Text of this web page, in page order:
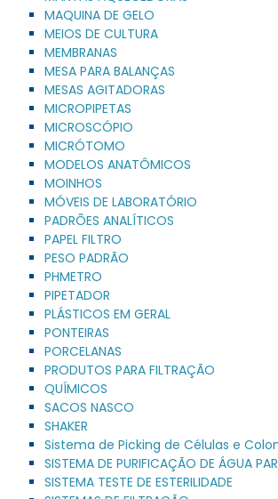
MAQUINA DE GELO
MEIOS DE CULTURA
MEMBRANAS
MESA PARA BALANÇAS
MESAS AGITADORAS
MICROPIPETAS
MICROSCÓPIO
MICRÓTOMO
MODELOS ANATÔMICOS
MOINHOS
MÓVEIS DE LABORATÓRIO
PADRÕES ANALÍTICOS
PAPEL FILTRO
PESO PADRÃO
PHMETRO
PIPETADOR
PLÁSTICOS EM GERAL
PONTEIRAS
PORCELANAS
PRODUTOS PARA FILTRAÇÃO
QUÍMICOS
SACOS NASCO
SHAKER
Sistema de Picking de Células e
SISTEMA DE PURIFICAÇÃO DE ÁGUA
SISTEMA TESTE DE ESTERILIDADE